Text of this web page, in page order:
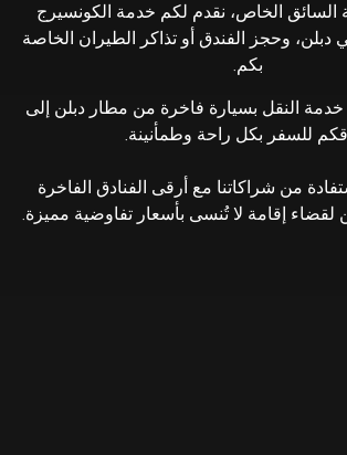
السائق الخاص، نقدم لكم خدمة الكونسيرج
دبلن، وحجز الفندق أو تذاكر الطيران الخاصة
بكم.
خدمة النقل بسيارة فاخرة من مطار دبلن إلى
للسفر بكل راحة وطمأنينة.
من شراكاتنا مع أرقى الفنادق الفاخرة
إقامة لا تُنسى بأسعار تفاوضية مميزة.